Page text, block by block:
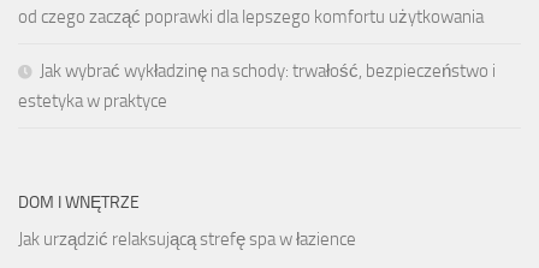
od czego zacząć poprawki dla lepszego komfortu użytkowania
Jak wybrać wykładzinę na schody: trwałość, bezpieczeństwo i
estetyka w praktyce
DOM I WNĘTRZE
Jak urządzić relaksującą strefę spa w łazience